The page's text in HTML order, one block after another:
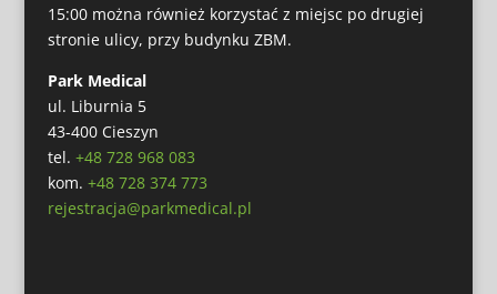
15:00 można również korzystać z miejsc po drugiej
stronie ulicy, przy budynku ZBM.
Park Medical
ul. Liburnia 5
43-400 Cieszyn
tel. +48 728 968 083
kom. +48 728 374 773
rejestracja@parkmedical.pl